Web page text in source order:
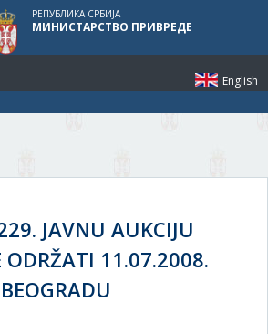
English
РЕПУБЛИКА СРБИЈА
МИНИСТАРСТВО ПРИВРЕДЕ
JAVNU AUKCIJU
ODRŽATI 11.07.2008.